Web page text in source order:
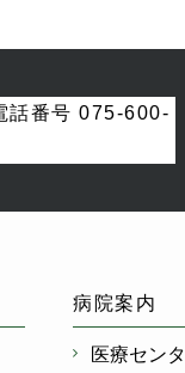
病院案内
医療セン